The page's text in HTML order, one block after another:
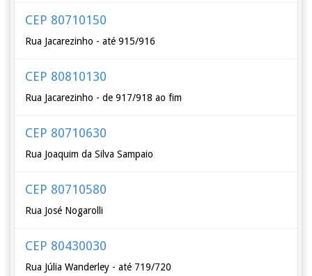
CEP 80710150
Rua Jacarezinho - até 915/916
CEP 80810130
Rua Jacarezinho - de 917/918 ao fim
CEP 80710630
Rua Joaquim da Silva Sampaio
CEP 80710580
Rua José Nogarolli
CEP 80430030
Rua Júlia Wanderley - até 719/720